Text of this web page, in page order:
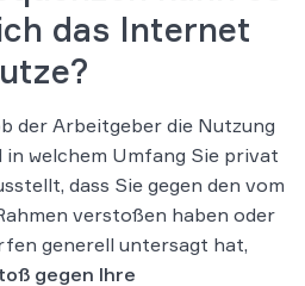
das Internet
der Arbeitgeber die Nutzung
welchem Umfang Sie privat
dass Sie gegen den vom
verstoßen haben oder
generell untersagt hat,
gegen Ihre